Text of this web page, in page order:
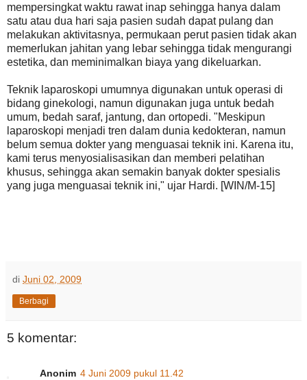
mempersingkat waktu rawat inap sehingga hanya dalam
satu atau dua hari saja pasien sudah dapat pulang dan
melakukan aktivitasnya, permukaan perut pasien tidak akan
memerlukan jahitan yang lebar sehingga tidak mengurangi
estetika, dan meminimalkan biaya yang dikeluarkan.
Teknik laparoskopi umumnya digunakan untuk operasi di
bidang ginekologi, namun digunakan juga untuk bedah
umum, bedah saraf, jantung, dan ortopedi. "Meskipun
laparoskopi menjadi tren dalam dunia kedokteran, namun
belum semua dokter yang menguasai teknik ini. Karena itu,
kami terus menyosialisasikan dan memberi pelatihan
khusus, sehingga akan semakin banyak dokter spesialis
yang juga menguasai teknik ini," ujar Hardi. [WIN/M-15]
di Juni 02, 2009
Berbagi
5 komentar:
Anonim 4 Juni 2009 pukul 11.42